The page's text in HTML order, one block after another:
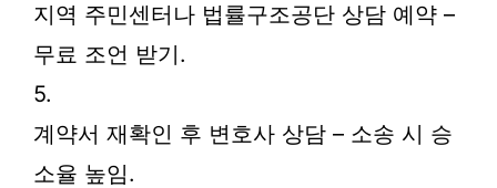
지역 주민센터나 법률구조공단 상담 예약 –
무료 조언 받기.
5.
계약서 재확인 후 변호사 상담 – 소송 시 승
소율 높임.